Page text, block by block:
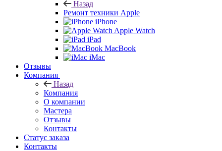
Назад
Ремонт техники Apple
iPhone
Apple Watch
iPad
MacBook
iMac
Отзывы
Компания
Назад
Компания
О компании
Мастера
Отзывы
Контакты
Статус заказа
Контакты